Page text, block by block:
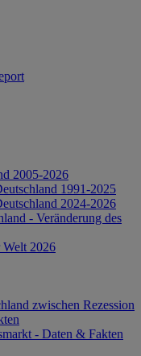
2005-2026
1991-2025
2024-2026
- Veränderung des
Welt 2026
zwischen Rezession
- Daten & Fakten